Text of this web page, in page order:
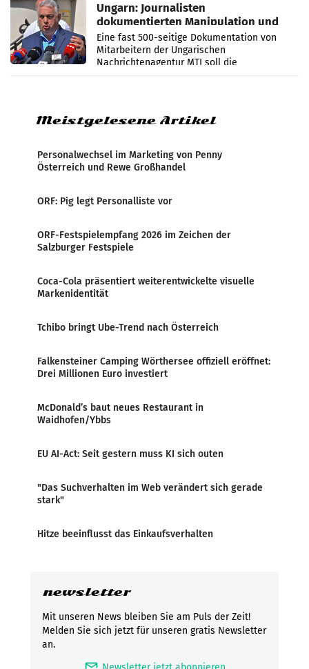
Ungarn: Journalisten
dokumentierten Manipulation und
Zensur
Eine fast 500-seitige Dokumentation von
Mitarbeitern der Ungarischen
Nachrichtenagentur MTI soll die
systematische Nachrichten-Manipulation und
Meistgelesene Artikel
Personalwechsel im Marketing von Penny
Österreich und Rewe Großhandel
ORF: Pig legt Personalliste vor
ORF-Festspielempfang 2026 im Zeichen der
Salzburger Festspiele
Coca-Cola präsentiert weiterentwickelte visuelle
Markenidentität
Tchibo bringt Ube-Trend nach Österreich
Falkensteiner Camping Wörthersee offiziell eröffnet:
Drei Millionen Euro investiert
McDonald’s baut neues Restaurant in
Waidhofen/Ybbs
EU AI-Act: Seit gestern muss KI sich outen
"Das Suchverhalten im Web verändert sich gerade
stark"
Hitze beeinflusst das Einkaufsverhalten
newsletter
Mit unseren News bleiben Sie am Puls der Zeit!
Melden Sie sich jetzt für unseren gratis Newsletter
an.